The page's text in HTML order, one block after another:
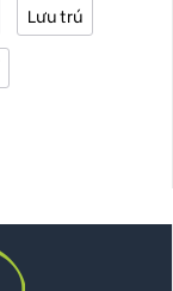
Lưu trú